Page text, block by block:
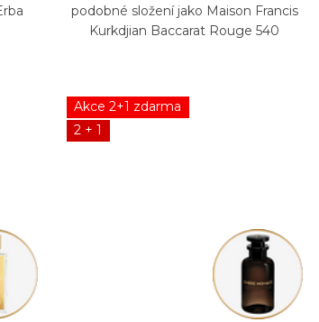
podobné složení jako Maison Francis
Kurkdjian Baccarat Rouge 540
Akce 2+1 zdarma
2 + 1